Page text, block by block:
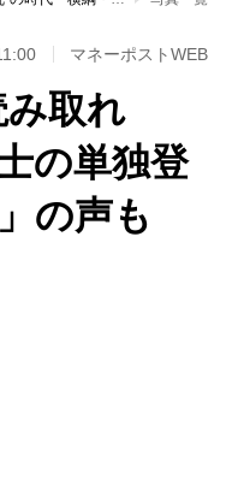
マネーポストWEB
取れ
の単独登
の声も